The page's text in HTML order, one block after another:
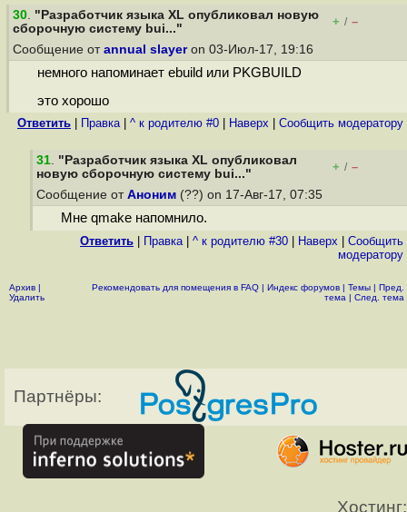
30. "Разработчик языка XL опубликовал новую
сборочную систему bui..."
+ / –
Сообщение от annual slayeron 03-Июл-17, 19:16
немного напоминает ebuild или PKGBUILD
это хорошо
Ответить Правка| ^ к родителю #0 Наверх Cообщить модератору
31. "Разработчик языка XL опубликовал
новую сборочную систему bui..."
+ / –
Сообщение от Аноним (??) on 17-Авг-17, 07:35
Мне qmake напомнило.
Ответить Правка| ^ к родителю #30 Наверх
Cообщить
модератору
Архив |
Удалить
Рекомендовать для помещения в FAQ | Индекс форумов | Темы | Пред.
тема | След. тема
Партнёры:
Хостинг: